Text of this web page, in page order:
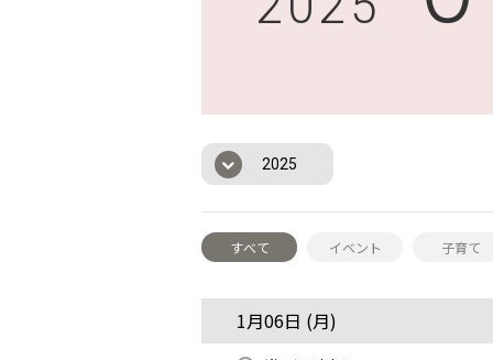
2025
すべて イベント 子育て
1月06日 (月)